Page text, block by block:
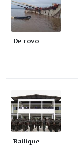
De novo
Bailique